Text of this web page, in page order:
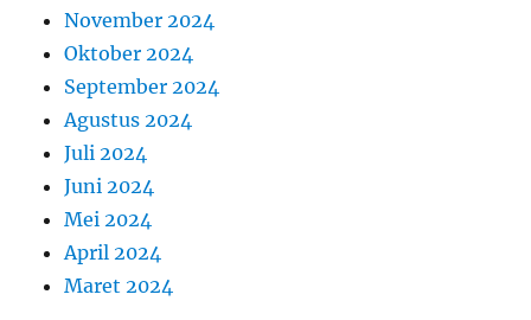
November 2024
Oktober 2024
September 2024
Agustus 2024
Juli 2024
Juni 2024
Mei 2024
April 2024
Maret 2024